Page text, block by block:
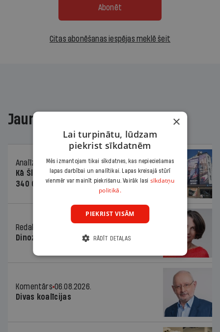
Abonēt
Citas abonēšanas iespējas meklē šeit
Jaunākajā žurnālā
Analīze
06.08.2026.
Kā Šlesera partija palika nesodīta par
340 000 vērtu reklāmas kampaņu
Redaktores sleja
Dinozaura triks
Komentārs 06.08.2026.
Divas koalīcijas
×
Lai turpinātu, lūdzam
piekrist sīkdatnēm
Mēs izmantojam tikai sīkdatnes, kas nepieciešamas
lapas darbībai un analītikai. Lapas kreisajā stūrī
vienmēr var mainīt piekrišanu. Vairāk lasi sīkdatņu
politikā.
PIEKRIST VISĀM
RĀDĪT DETAĻAS